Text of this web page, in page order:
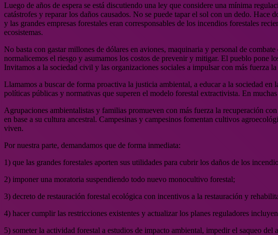
Luego de años de espera se está discutiendo una ley que considere una mínima
catástrofes y reparar los daños causados. No se puede tapar el sol con un dedo.
y las grandes empresas forestales eran corresponsables de los incendios forestales
ecosistemas.
No basta con gastar millones de dólares en aviones, maquinaria y personal de
normalicemos el riesgo y asumamos los costos de prevenir y mitigar. El pueblo pone
Invitamos a la sociedad civil y las organizaciones sociales a impulsar con más fuerza
Llamamos a buscar de forma proactiva la justicia ambiental, a educar a la sociedad
políticas públicas y normativas que superen el modelo forestal extractivista. En
Agrupaciones ambientalistas y familias promueven con más fuerza la recuperación
en base a su cultura ancestral. Campesinas y campesinos fomentan cultivos
viven.
Por nuestra parte, demandamos que de forma inmediata:
1) que las grandes forestales aporten sus utilidades para cubrir los daños de los
2) imponer una moratoria suspendiendo todo nuevo monocultivo forestal;
3) decreto de restauración forestal ecológica con incentivos a la restauración y
4) hacer cumplir las restricciones existentes y actualizar los planes reguladores
5) someter la actividad forestal a estudios de impacto ambiental, impedir el saqueo